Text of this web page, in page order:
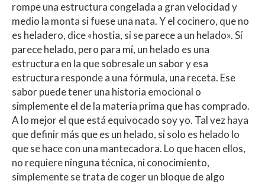
rompe una estructura congelada a gran velocidad y
medio la monta si fuese una nata. Y el cocinero, que no
es heladero, dice «hostia, si se parece a un helado». Sí
parece helado, pero para mí, un helado es una
estructura en la que sobresale un sabor y esa
estructura responde a una fórmula, una receta. Ese
sabor puede tener una historia emocional o
simplemente el de la materia prima que has comprado.
A lo mejor el que está equivocado soy yo. Tal vez haya
que definir más que es un helado, si solo es helado lo
que se hace con una mantecadora. Lo que hacen ellos,
no requiere ninguna técnica, ni conocimiento,
simplemente se trata de coger un bloque de algo